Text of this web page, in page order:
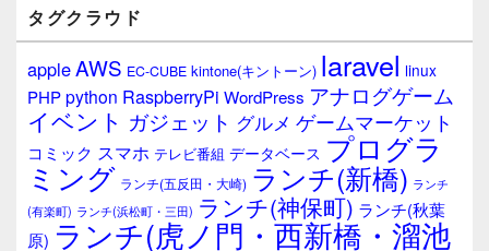
ウ
ィ
ジ
ェ
ア
タグクラウド
appleAWS EC-CUBE kintone(キントーン) laravel linux
PHPpython RaspberryPi WordPress アナログゲーム
イベント ガジェット グルメ ゲームマーケット
コミック スマホ テレビ番組 データベース プログラ
ミング ランチ(五反田・大崎) ランチ(新橋) ランチ
(有楽町) ランチ(浜松町・三田) ランチ(神保町) ランチ(秋葉
原) ランチ(虎ノ門・西新橋・溜池